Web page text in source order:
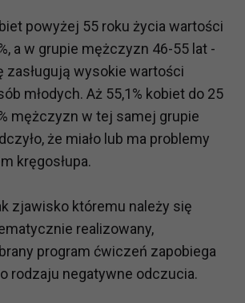
powyżej 55 roku życia wartości
a w grupie mężczyzn 46-55 lat -
zasługują wysokie wartości
młodych. Aż 55,1% kobiet do 25
mężczyzn w tej samej grupie
że miało lub ma problemy
kręgosłupa.
zjawisko któremu należy się
realizowany,
program ćwiczeń zapobiega
rodzaju negatywne odczucia.